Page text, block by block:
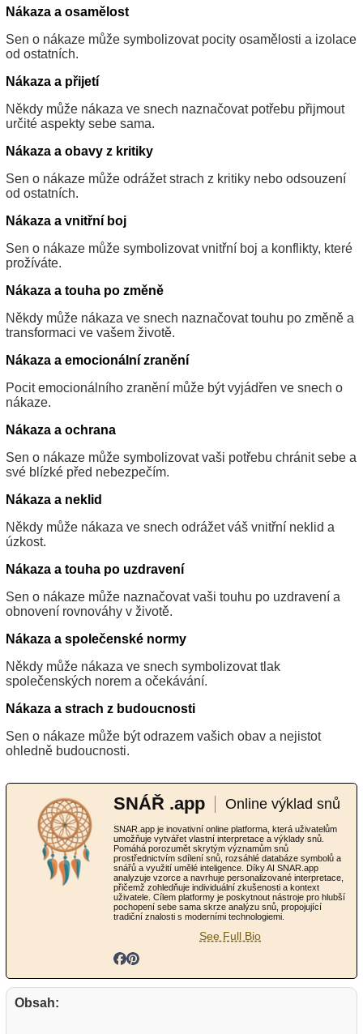
Nákaza a osamělost
Sen o nákaze může symbolizovat pocity osamělosti a izolace
od ostatních.
Nákaza a přijetí
Někdy může nákaza ve snech naznačovat potřebu přijmout
určité aspekty sebe sama.
Nákaza a obavy z kritiky
Sen o nákaze může odrážet strach z kritiky nebo odsouzení
od ostatních.
Nákaza a vnitřní boj
Sen o nákaze může symbolizovat vnitřní boj a konflikty, které
prožíváte.
Nákaza a touha po změně
Někdy může nákaza ve snech naznačovat touhu po změně a
transformaci ve vašem životě.
Nákaza a emocionální zranění
Pocit emocionálního zranění může být vyjádřen ve snech o
nákaze.
Nákaza a ochrana
Sen o nákaze může symbolizovat vaši potřebu chránit sebe a
své blízké před nebezpečím.
Nákaza a neklid
Někdy může nákaza ve snech odrážet váš vnitřní neklid a
úzkost.
Nákaza a touha po uzdravení
Sen o nákaze může naznačovat vaši touhu po uzdravení a
obnovení rovnováhy v životě.
Nákaza a společenské normy
Někdy může nákaza ve snech symbolizovat tlak
společenských norem a očekávání.
Nákaza a strach z budoucnosti
Sen o nákaze může být odrazem vašich obav a nejistot
ohledně budoucnosti.
SNÁŘ .app Online výklad snů
SNAR.app je inovativní online platforma, která uživatelům
umožňuje vytvářet vlastní interpretace a výklady snů.
Pomáhá porozumět skrytým významům snů
prostřednictvím sdílení snů, rozsáhlé databáze symbolů a
snářů a využití umělé inteligence. Díky AI SNAR.app
analyzuje vzorce a navrhuje personalizované interpretace,
přičemž zohledňuje individuální zkušenosti a kontext
uživatele. Cílem platformy je poskytnout nástroje pro hlubší
pochopení sebe sama skrze analýzu snů, propojující
tradiční znalosti s moderními technologiemi.
See Full Bio
Obsah: